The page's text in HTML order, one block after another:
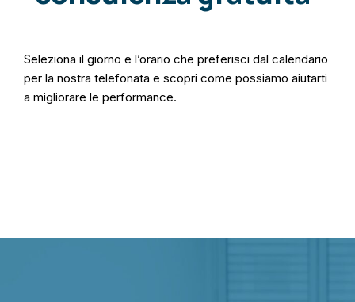
Seleziona il giorno e l’orario che preferisci dal calendario
per la nostra telefonata e scopri come possiamo aiutarti
a migliorare le performance.